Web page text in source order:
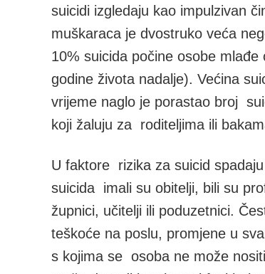
suicidi izgledaju kao impulzivan
muškaraca je dvostruko veća
10% suicida počine osobe
godine života nadalje). Većina
vrijeme naglo je porastao broj
koji žaluju za roditeljima ili
U faktore rizika za suicid
suicida imali su obitelji, bili su
župnici, učitelji ili poduzetnici.
teškoće na poslu, promjene u
s kojima se osoba ne može